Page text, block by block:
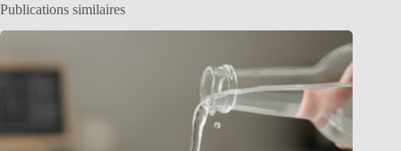
Publications similaires